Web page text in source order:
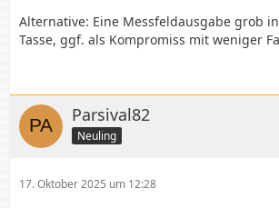
Alternative: Eine Messfeldausgabe grob
Tasse, ggf. als Kompromiss mit weniger
Parsival82
Neuling
17. Oktober 2025 um 12:28